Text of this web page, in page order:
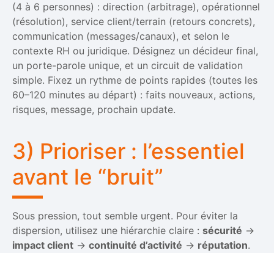
(4 à 6 personnes) : direction (arbitrage), opérationnel
(résolution), service client/terrain (retours concrets),
communication (messages/canaux), et selon le
contexte RH ou juridique. Désignez un décideur final,
un porte-parole unique, et un circuit de validation
simple. Fixez un rythme de points rapides (toutes les
60–120 minutes au départ) : faits nouveaux, actions,
risques, message, prochain update.
3) Prioriser : l’essentiel
avant le “bruit”
Sous pression, tout semble urgent. Pour éviter la
dispersion, utilisez une hiérarchie claire : sécurité →
impact client → continuité d’activité → réputation.